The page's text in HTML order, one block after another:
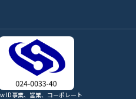
ID事業、営業、コーポレート